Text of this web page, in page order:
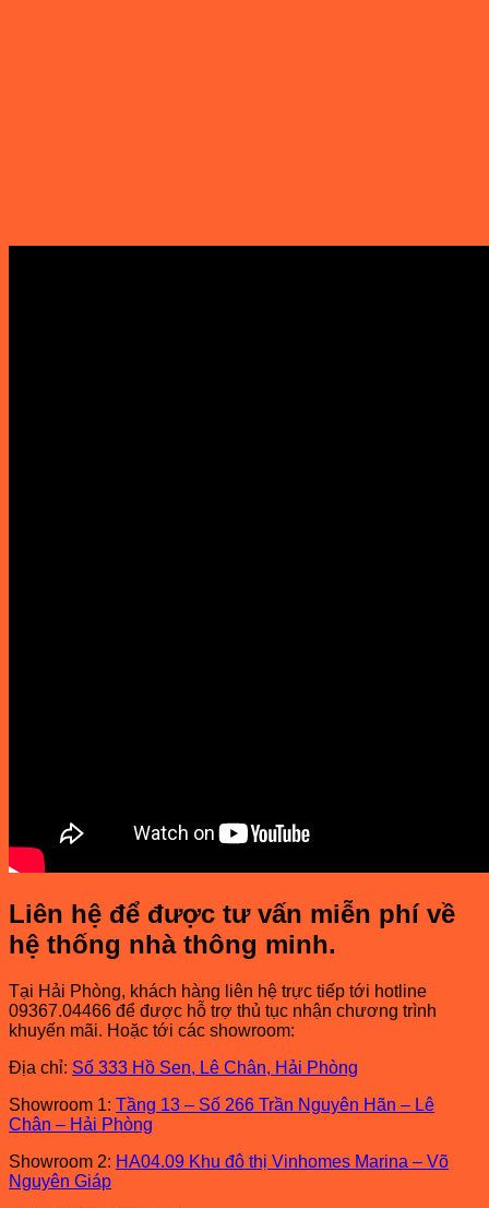
Liên hệ để được tư vấn miễn phí về
hệ thống nhà thông minh.
Tại Hải Phòng, khách hàng liên hệ trực tiếp tới hotline
09367.04466 để được hỗ trợ thủ tục nhận chương trình
khuyến mãi. Hoặc tới các showroom:
Địa chỉ: Số 333 Hồ Sen, Lê Chân, Hải Phòng
Showroom 1: Tầng 13 – Số 266 Trần Nguyên Hãn – Lê
Chân – Hải Phòng
Showroom 2: HA04.09 Khu đô thị Vinhomes Marina – Võ
Nguyên Giáp